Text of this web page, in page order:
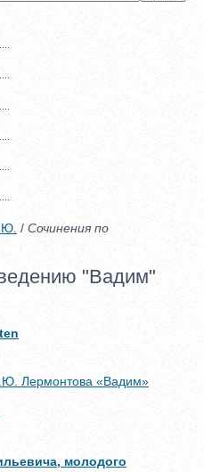
/ Сочинения по
"Вадим"
Лермонтова «Вадим»
молодого